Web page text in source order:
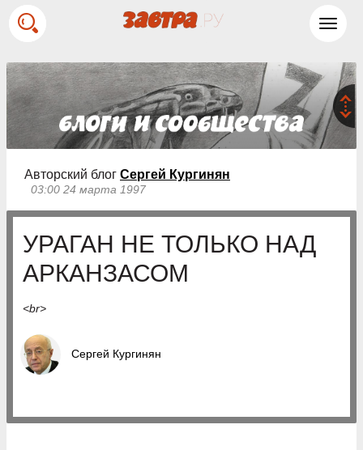
Авторский блог Сергей Кургинян
03:00 24 марта 1997
УРАГАН НЕ ТОЛЬКО НАД
АРКАНЗАСОМ
<br>
Сергей Кургинян